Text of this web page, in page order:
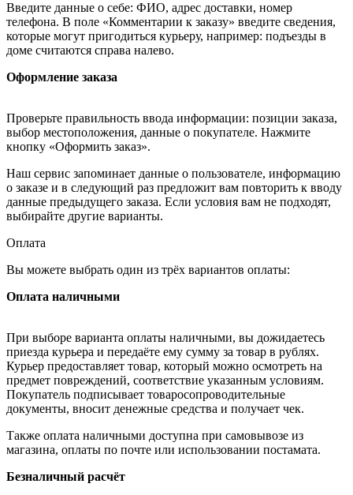
Введите данные о себе: ФИО, адрес доставки, номер
телефона. В поле «Комментарии к заказу» введите сведения,
которые могут пригодиться курьеру, например: подъезды в
доме считаются справа налево.
Оформление заказа
Проверьте правильность ввода информации: позиции заказа,
выбор местоположения, данные о покупателе. Нажмите
кнопку «Оформить заказ».
Наш сервис запоминает данные о пользователе, информацию
о заказе и в следующий раз предложит вам повторить к вводу
данные предыдущего заказа. Если условия вам не подходят,
выбирайте другие варианты.
Оплата
Вы можете выбрать один из трёх вариантов оплаты:
Оплата наличными
При выборе варианта оплаты наличными, вы дожидаетесь
приезда курьера и передаёте ему сумму за товар в рублях.
Курьер предоставляет товар, который можно осмотреть на
предмет повреждений, соответствие указанным условиям.
Покупатель подписывает товаросопроводительные
документы, вносит денежные средства и получает чек.
Также оплата наличными доступна при самовывозе из
магазина, оплаты по почте или использовании постамата.
Безналичный расчёт